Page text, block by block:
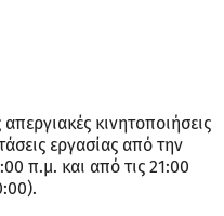
κινητοποιήσεις
εργασίας από την
π.μ. και από τις 21:00